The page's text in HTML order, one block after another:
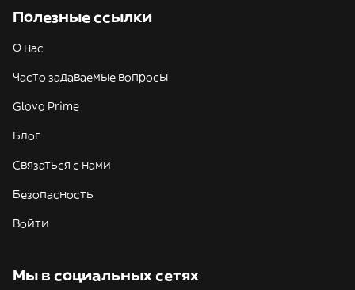
Полезные ссылки
О нас
Часто задаваемые вопросы
Glovo Prime
Блог
Связаться с нами
Безопасность
Войти
Мы в социальных сетях